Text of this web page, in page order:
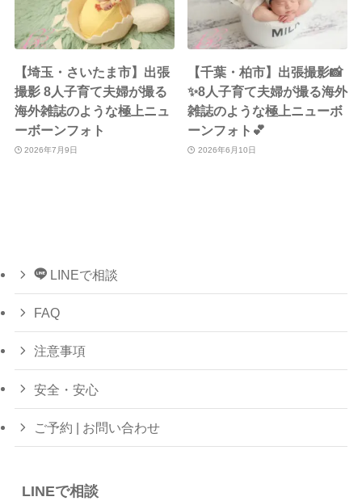
【埼玉・さいたま市】出張
撮影 8人子育て夫婦が撮る
海外雑誌のような極上ニュ
ーボーンフォト
2026年7月9日
【千葉・柏市】出張撮影📸
✨8人子育て夫婦が撮る海外
雑誌のような極上ニューボ
ーンフォト💕
2026年6月10日
LINEで相談
FAQ
注意事項
安全・安心
ご予約 | お問い合わせ
LINEで相談